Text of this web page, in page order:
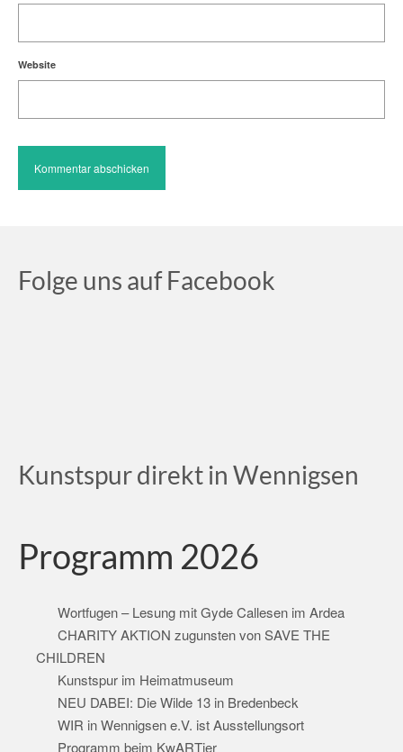
Website
Folge uns auf Facebook
Kunstspur direkt in Wennigsen
Programm 2026
Wortfugen – Lesung mit Gyde Callesen im Ardea
CHARITY AKTION zugunsten von SAVE THE
CHILDREN
Kunstspur im Heimatmuseum
NEU DABEI: Die Wilde 13 in Bredenbeck
WIR in Wennigsen e.V. ist Ausstellungsort
Programm beim KwARTier